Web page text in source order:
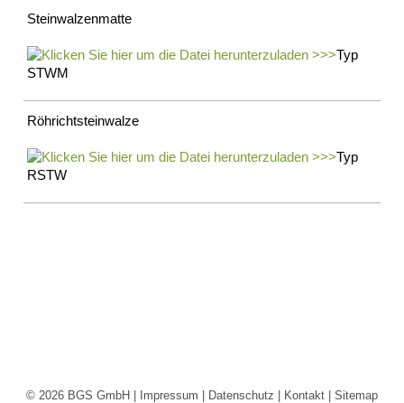
Impressum
Datenschutz
Suche
Steinwalzenmatte
Typ
STWM
Röhrichtsteinwalze
Typ
RSTW
© 2026 BGS GmbH | Impressum Datenschutz Kontakt Sitemap